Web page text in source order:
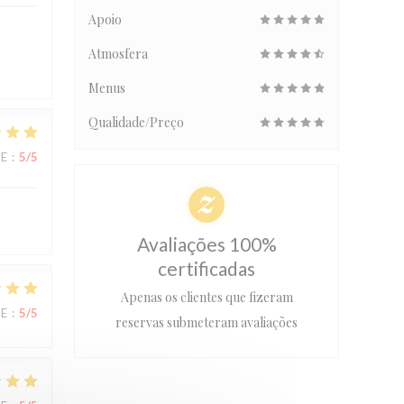
: 5/5
: 5/5
Apoio
Atmosfera
Menus
Qualidade/Preço
Avaliações 100%
certificadas
Apenas os clientes que fizeram
reservas submeteram avaliações